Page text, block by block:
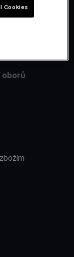
oborů
Cookies